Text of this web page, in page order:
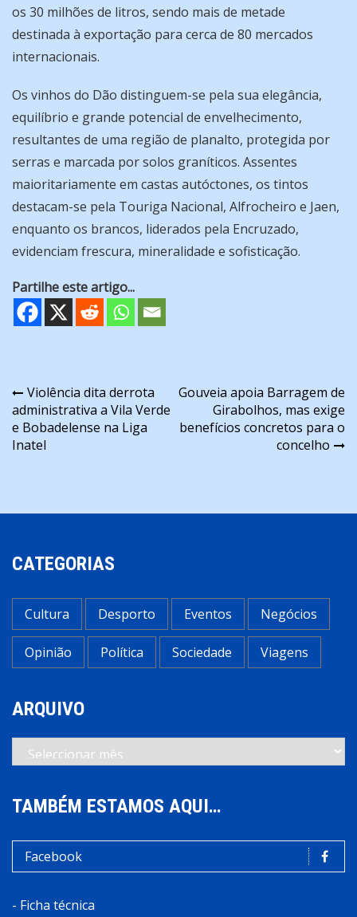
os 30 milhões de litros, sendo mais de metade
destinada à exportação para cerca de 80 mercados
internacionais.
Os vinhos do Dão distinguem-se pela sua elegância,
equilíbrio e grande potencial de envelhecimento,
resultantes de uma região de planalto, protegida por
serras e marcada por solos graníticos. Assentes
maioritariamente em castas autóctones, os tintos
destacam-se pela Touriga Nacional, Alfrocheiro e Jaen,
enquanto os brancos, liderados pela Encruzado,
evidenciam frescura, mineralidade e sofisticação.
Partilhe este artigo...
Navegação
de
artigos
Violência dita derrota
administrativa a Vila Verde
e Bobadelense na Liga
Inatel
Gouveia apoia Barragem de
Girabolhos, mas exige
benefícios concretos para o
concelho
CATEGORIAS
Cultura Desporto Eventos Negócios
Opinião Política Sociedade Viagens
ARQUIVO
Arquivo
TAMBÉM ESTAMOS AQUI…
Facebook
- Ficha técnica